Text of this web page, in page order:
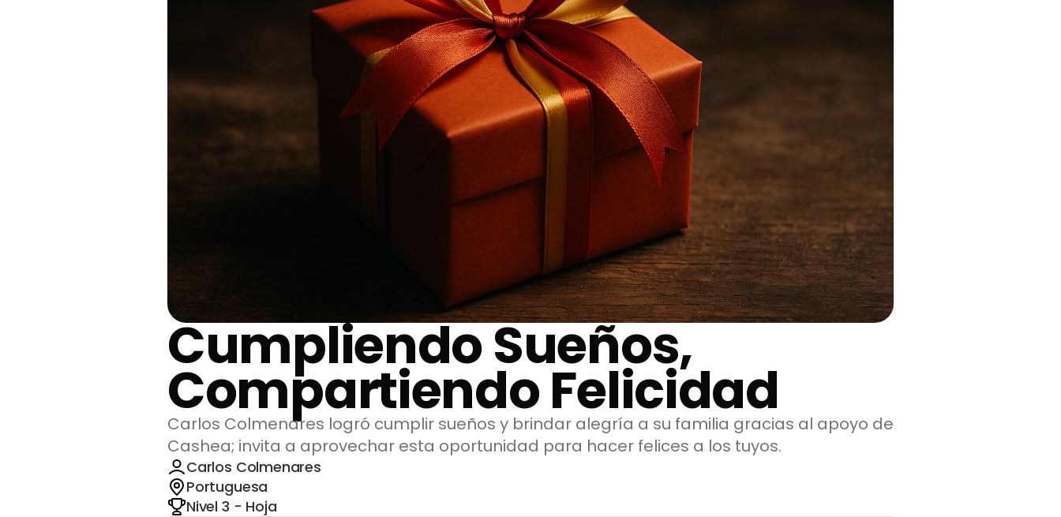
Cumpliendo Sueños,
Compartiendo Felicidad
Carlos Colmenares logró cumplir sueños y brindar alegría a su familia gracias al apoyo de
Cashea; invita a aprovechar esta oportunidad para hacer felices a los tuyos.
Carlos Colmenares
Portuguesa
Nivel 3 - Hoja